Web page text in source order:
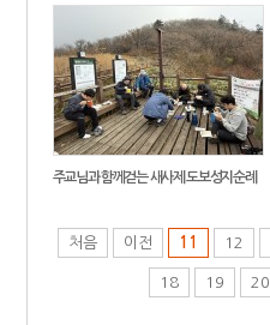
주교님과 함께걷는 새사제 도보성지순례
처음 이전 11 12
18 19 20